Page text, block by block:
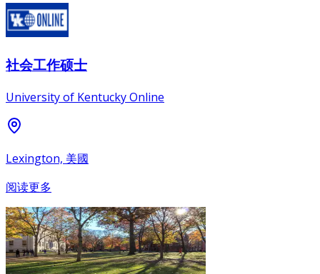
社会工作硕士
University of Kentucky Online
Lexington, 美國
阅读更多